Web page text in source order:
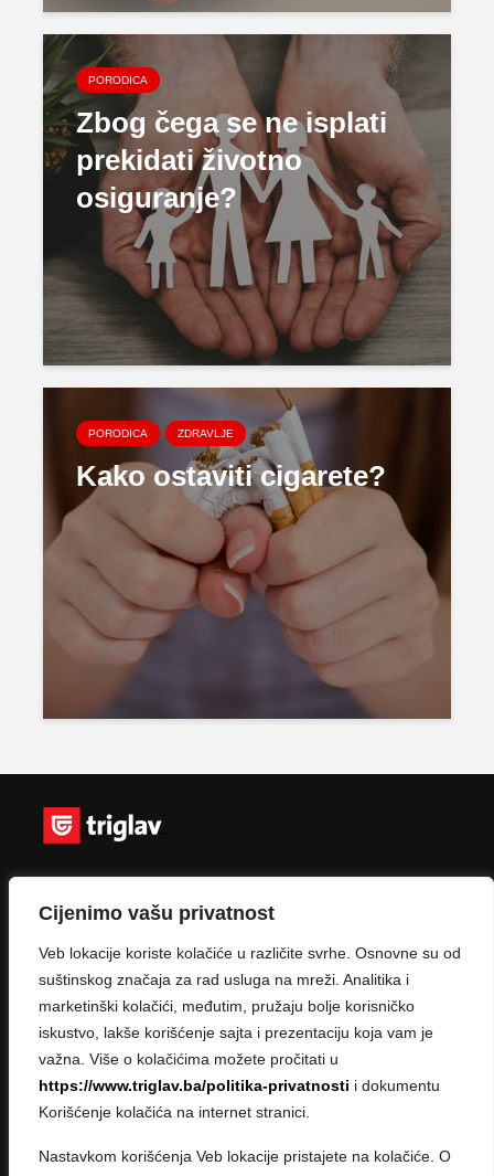
Cijenimo vašu privatnost
Veb lokacije koriste kolačiće u različite svrhe. Osnovne su od
suštinskog značaja za rad usluga na mreži. Analitika i
marketinški kolačići, međutim, pružaju bolje korisničko
iskustvo, lakše korišćenje sajta i prezentaciju koja vam je
važna. Više o kolačićima možete pročitati u
https://www.triglav.ba/politika-privatnosti i dokumentu
Korišćenje kolačića na internet stranici.
Nastavkom korišćenja Veb lokacije pristajete na kolačiće. O
PORODICA
Zbog čega se ne isplati
prekidati životno
osiguranje?
PORODICA ZDRAVLJE
Kako ostaviti cigarete?
Kategorije